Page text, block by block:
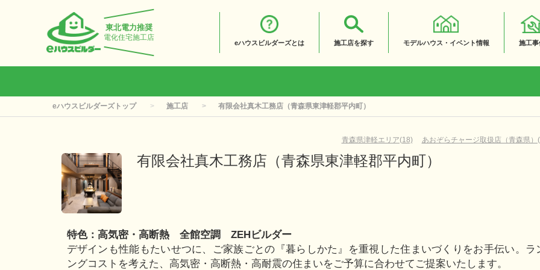
東北電力推奨
電化住宅施工店
eハウスビルダーズとは 施工店を探す モデルハウス・イベント情報 施工事
eハウスビルダーズトップ 施工店 有限会社真木工務店（青森県東津軽郡平内町）
青森県津軽エリア(18) あおぞらチャージ取扱店（青森県）
有限会社真木工務店（青森県東津軽郡平内町）
特色：高気密・高断熱 全館空調 ZEHビルダー
デザインも性能もたいせつに、ご家族ごとの『暮らしかた』を重視した住まいづくりをお手伝い。ラ
ングコストを考えた、高気密・高断熱・高耐震の住まいをご予算に合わせてご提案いたします。